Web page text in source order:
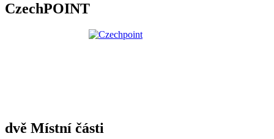
CzechPOINT
dvě Místní části